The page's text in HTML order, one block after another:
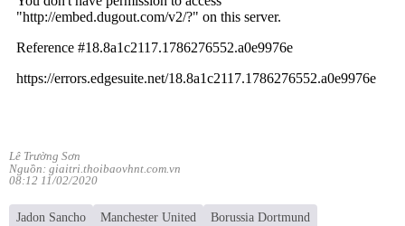
Lê Trường Sơn
Nguồn: giaitri.thoibaovhnt.com.vn
08:12 11/02/2020
Jadon Sancho Manchester United Borussia Dortmund